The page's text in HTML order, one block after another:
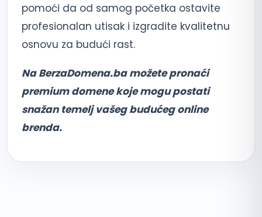
pomoći da od samog početka ostavite
profesionalan utisak i izgradite kvalitetnu
osnovu za budući rast.
Na BerzaDomena.ba možete pronaći
premium domene koje mogu postati
snažan temelj vašeg budućeg online
brenda.